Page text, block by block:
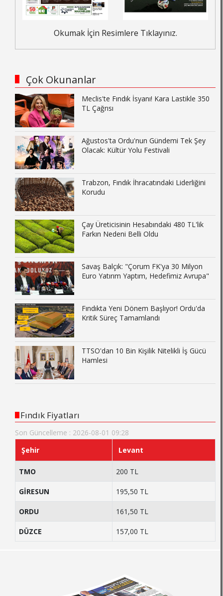
Okumak İçin Resimlere Tıklayınız.
Çok Okunanlar
Meclis'te Fındık İsyanı! Kara Lastikle 350
TL Çağrısı
Ağustos'ta Ordu'nun Gündemi Tek Şey
Olacak: Kültür Yolu Festivali
Trabzon, Fındık İhracatındaki Liderliğini
Korudu
Çay Üreticisinin Hesabındaki 480 TL'lik
Farkın Nedeni Belli Oldu
Savaş Balçık: "Çorum FK'ya 30 Milyon
Euro Yatırım Yaptım, Hedefimiz Avrupa"
Fındıkta Yeni Dönem Başlıyor! Ordu'da
Kritik Süreç Tamamlandı
TTSO'dan 10 Bin Kişilik Nitelikli İş Gücü
Hamlesi
Fındık Fiyatları
Son Güncelleme : 2026-08-01 09:28
Şehir
Levant
TMO 200 TL
GİRESUN 195,50 TL
ORDU 161,50 TL
DÜZCE 157,00 TL